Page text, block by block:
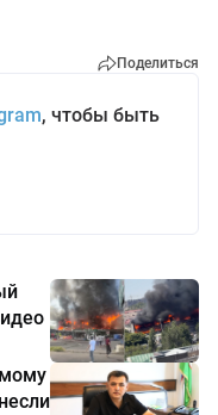
Поделиться
, чтобы быть